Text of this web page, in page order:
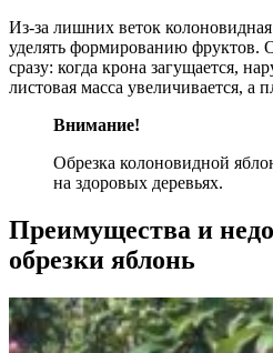
Из-за лишних веток
уделять формированию фруктов.
сразу: когда крона загущается,
листовая масса увеличивается, а
Внимание!
Обрезка колоновидной
на здоровых деревьях.
Преимущества и
обрезки яблонь